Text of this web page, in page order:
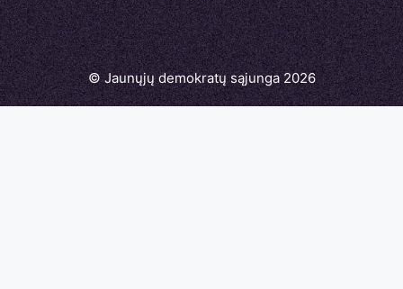
© Jaunųjų demokratų sąjunga 2026